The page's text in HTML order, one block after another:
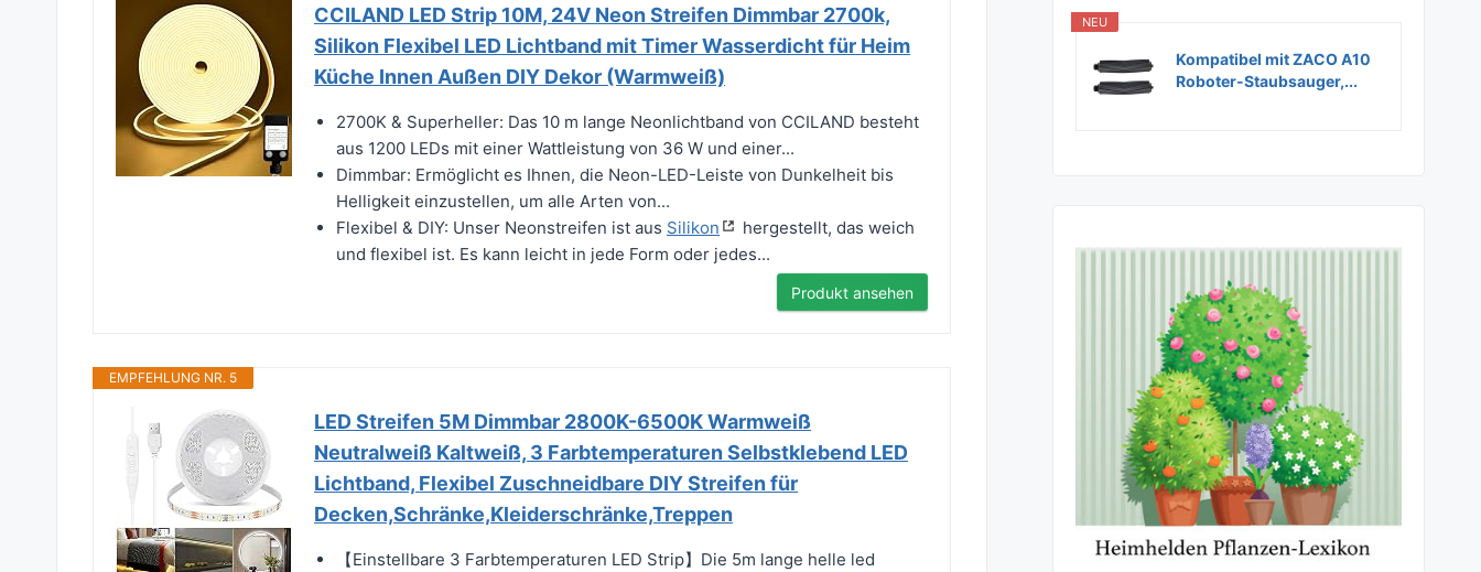
CCILAND LED Strip 10M, 24V Neon Streifen Dimmbar 2700k,
Silikon Flexibel LED Lichtband mit Timer Wasserdicht für Heim
Küche Innen Außen DIY Dekor (Warmweiß)
2700K & Superheller: Das 10 m lange Neonlichtband von CCILAND besteht
aus 1200 LEDs mit einer Wattleistung von 36 W und einer...
Dimmbar: Ermöglicht es Ihnen, die Neon-LED-Leiste von Dunkelheit bis
Helligkeit einzustellen, um alle Arten von...
Flexibel & DIY: Unser Neonstreifen ist aus Silikon
hergestellt, das weich
und flexibel ist. Es kann leicht in jede Form oder jedes...
Produkt ansehen
EMPFEHLUNG NR. 5
LED Streifen 5M Dimmbar 2800K-6500K Warmweiß
Neutralweiß Kaltweiß, 3 Farbtemperaturen Selbstklebend LED
Lichtband, Flexibel Zuschneidbare DIY Streifen für
Decken,Schränke,Kleiderschränke,Treppen
【Einstellbare 3 Farbtemperaturen LED Strip】Die 5m lange helle led
NEU
Kompatibel mit ZACO A10
Roboter-Staubsauger,...